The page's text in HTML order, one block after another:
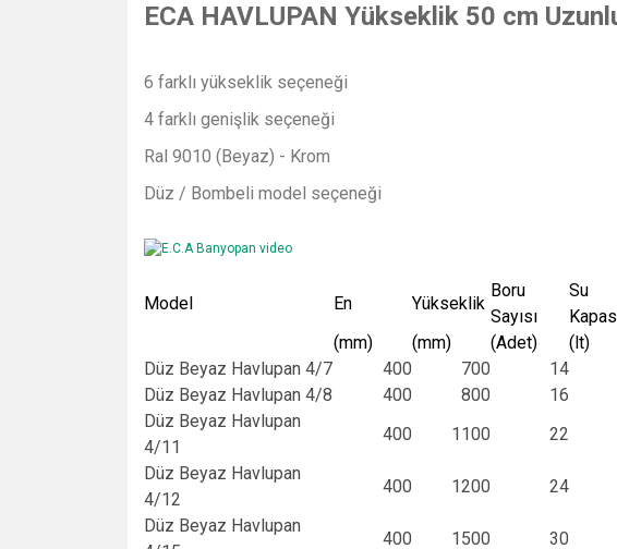
ECA HAVLUPAN Yükseklik 50 cm
6 farklı yükseklik seçeneği
4 farklı genişlik seçeneği
Ral 9010 (Beyaz) - Krom
Düz / Bombeli model seçeneği
Model En Yükseklik
Boru
Sayısı
Su
(mm)
(mm) (Adet) (lt)
Düz Beyaz Havlupan 4/7
400 700 14
Düz Beyaz Havlupan 4/8
400 800 16
Düz Beyaz Havlupan
4/11
400 1100 22
Düz Beyaz Havlupan
4/12
400 1200 24
Düz Beyaz Havlupan
400 1500 30